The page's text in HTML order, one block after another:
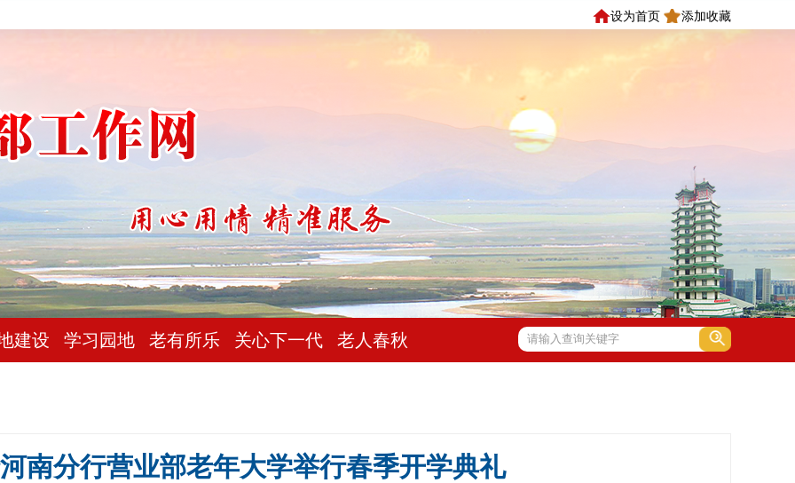
设为首页 添加收藏
建设 学习园地 老有所乐 关心下一代 老人春秋
南分行营业部老年大学举行春季开学典礼